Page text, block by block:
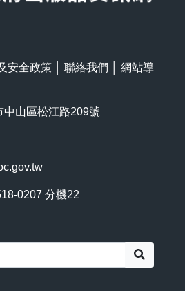
安全政策 聯絡我們
網站導
山區松江路209號
0207 分機22